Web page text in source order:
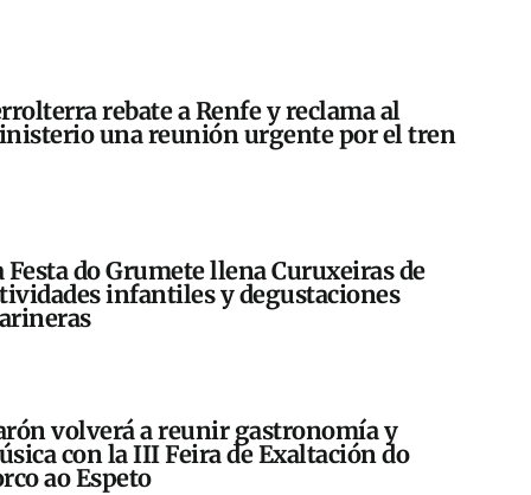
rebate a Renfe y reclama al
una reunión urgente por el tren
Festa do Grumete llena Curuxeiras de
infantiles y degustaciones
volverá a reunir gastronomía y
con la III Feira de Exaltación do
ao Espeto